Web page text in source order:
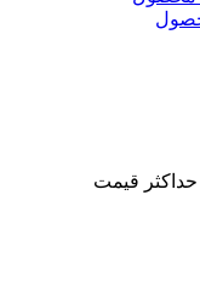
حداکثر قیمت